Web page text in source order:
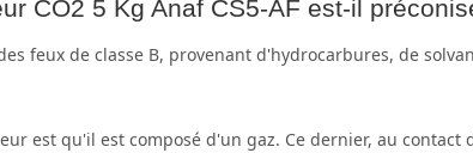
CO2 5 Kg Anaf CS5-AF est-il
feux de classe B, provenant d'hydrocarbures, de
est qu'il est composé d'un gaz. Ce dernier, au